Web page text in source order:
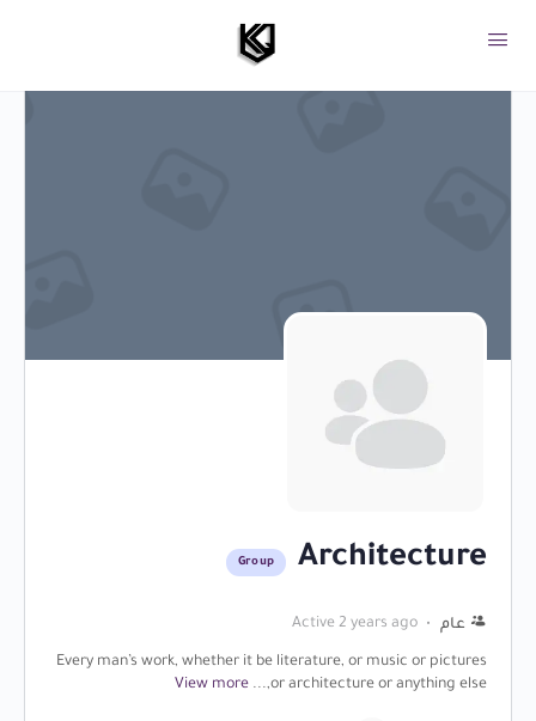
Architecture
Group
عام
Every man’s work, whether it be literature, or music or pictures
or architecture or anything else,...
View more